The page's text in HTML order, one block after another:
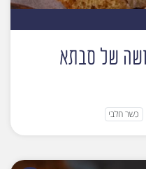
של סבתא
כשר חלבי